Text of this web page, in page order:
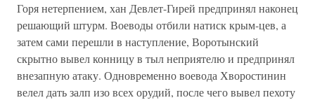
Горя нетерпением, хан Девлет-Гирей предпринял наконец
решающий штурм. Воеводы отбили натиск крым-цев, а
затем сами перешли в наступление, Воротынский
скрытно вывел конницу в тыл неприятелю и предпринял
внезапную атаку. Одновременно воевода Хворостинин
велел дать залп изо всех орудий, после чего вывел пехоту